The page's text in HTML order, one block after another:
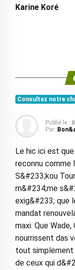
Karine Koré
Consultez notre
Publié le :
Par:
Le hic ici est
reconnu comme
S&#233;kou
m&#234;me
exig&#233; que
mandat
maxi. Que
nourrissent das
tout simplement
de ceux qui